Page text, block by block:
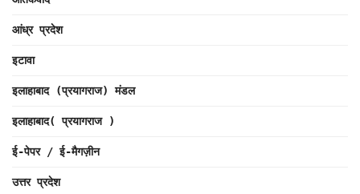
आंध्र प्रदेश
इटावा
इलाहाबाद (प्रयागराज) मंडल
इलाहाबाद( प्रयागराज )
ई-पेपर / ई-मैगज़ीन
उत्तर प्रदेश